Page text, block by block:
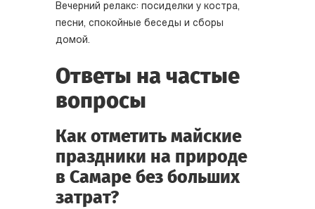
Вечерний релакс: посиделки у костра,
песни, спокойные беседы и сборы
домой.
Ответы на частые
вопросы
Как отметить майские
праздники на природе
в Самаре без больших
затрат?